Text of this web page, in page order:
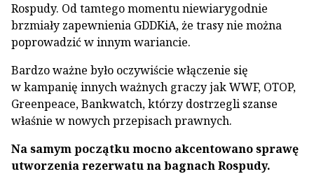
Rospudy. Od tamtego momentu niewiarygodnie
brzmiały zapewnienia GDDKiA, że trasy nie można
poprowadzić w innym wariancie.
Bardzo ważne było oczywiście włączenie się
w kampanię innych ważnych graczy jak WWF, OTOP,
Greenpeace, Bankwatch, którzy dostrzegli szanse
właśnie w nowych przepisach prawnych.
Na samym początku mocno akcentowano sprawę
utworzenia rezerwatu na bagnach Rospudy.